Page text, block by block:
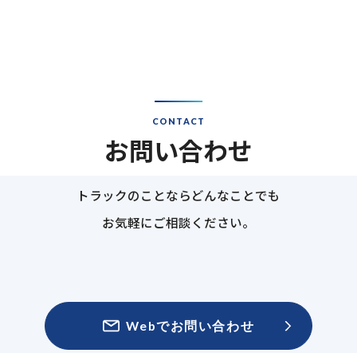
CONTACT
お問い合わせ
トラックのことならどんなことでも
お気軽にご相談ください。
Webでお問い合わせ